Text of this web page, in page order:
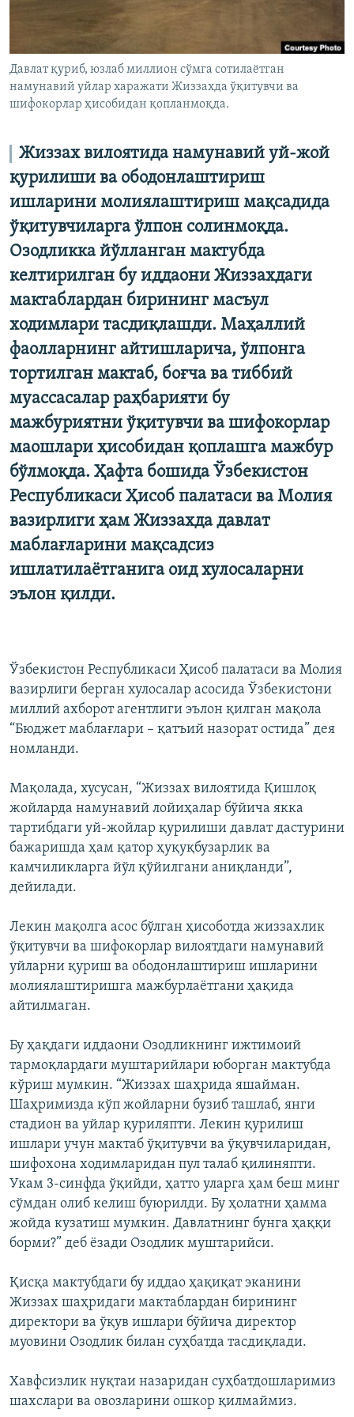
Давлат қуриб, юзлаб миллион сўмга сотилаётган
намунавий уйлар харажати Жиззахда ўқитувчи ва
шифокорлар ҳисобидан қопланмоқда.
Жиззах вилоятида намунавий уй-жой
қурилиши ва ободонлаштириш
ишларини молиялаштириш мақсадида
ўқитувчиларга ўлпон солинмоқда.
Озодликка йўлланган мактубда
келтирилган бу иддаони Жиззахдаги
мактаблардан бирининг масъул
ходимлари тасдиқлашди. Маҳаллий
фаолларнинг айтишларича, ўлпонга
тортилган мактаб, боғча ва тиббий
муассасалар раҳбарияти бу
мажбуриятни ўқитувчи ва шифокорлар
маошлари ҳисобидан қоплашга мажбур
бўлмоқда. Ҳафта бошида Ўзбекистон
Республикаси Ҳисоб палатаси ва Молия
вазирлиги ҳам Жиззахда давлат
маблағларини мақсадсиз
ишлатилаётганига оид хулосаларни
эълон қилди.
Ўзбекистон Республикаси Ҳисоб палатаси ва Молия
вазирлиги берган хулосалар асосида Ўзбекистони
миллий ахборот агентлиги эълон қилган мақола
“Бюджет маблағлари – қатъий назорат остида” дея
номланди.
Мақолада, хусусан, “Жиззах вилоятида Қишлоқ
жойларда намунавий лойиҳалар бўйича якка
тартибдаги уй-жойлар қурилиши давлат дастурини
бажаришда ҳам қатор ҳуқуқбузарлик ва
камчиликларга йўл қўйилгани аниқланди”,
дейилади.
Лекин мақолга асос бўлган ҳисоботда жиззахлик
ўқитувчи ва шифокорлар вилоятдаги намунавий
уйларни қуриш ва ободонлаштириш ишларини
молиялаштиришга мажбурлаётгани ҳақида
айтилмаган.
Бу ҳақдаги иддаони Озодликнинг ижтимоий
тармоқлардаги муштарийлари юборган мактубда
кўриш мумкин. “Жиззах шаҳрида яшайман.
Шаҳримизда кўп жойларни бузиб ташлаб, янги
стадион ва уйлар қуриляпти. Лекин қурилиш
ишлари учун мактаб ўқитувчи ва ўқувчиларидан,
шифохона ходимларидан пул талаб қилиняпти.
Укам 3-синфда ўқийди, ҳатто уларга ҳам беш минг
сўмдан олиб келиш буюрилди. Бу ҳолатни ҳамма
жойда кузатиш мумкин. Давлатнинг бунга ҳаққи
борми?” деб ёзади Озодлик муштарийси.
Қисқа мактубдаги бу иддао ҳақиқат эканини
Жиззах шаҳридаги мактаблардан бирининг
директори ва ўқув ишлари бўйича директор
муовини Озодлик билан суҳбатда тасдиқлади.
Хавфсизлик нуқтаи назаридан суҳбатдошларимиз
шахслари ва овозларини ошкор қилмаймиз.